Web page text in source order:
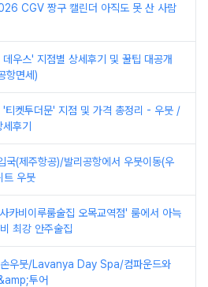
CGV 짱구 캘린더 아직도 못 산 사람
우스' 지점별 상세후기 및 꿀팁 대공개
항면세)
'티켓투더문' 지점 및 가격 총정리 - 우붓 /
후기
국(제주항공)/발리공항에서 우붓이동(우
트 우붓
카비이루룸술집 오목교역점' 룸에서 아늑
최강 안주술집
우붓/Lavanya Day Spa/컴파운드와
투어